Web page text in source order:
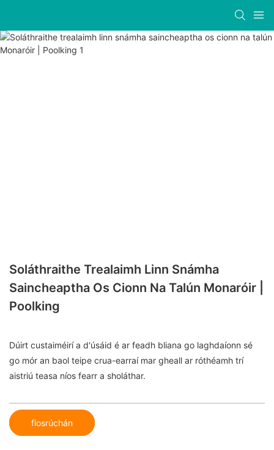
Soláthraithe Trealaimh Linn Snámha
Saincheaptha Os Cionn Na Talún Monaróir |
Poolking
Dúirt custaiméirí a d'úsáid é ar feadh bliana go laghdaíonn sé
go mór an baol teipe crua-earraí mar gheall ar róthéamh trí
aistriú teasa níos fearr a sholáthar.
fiosrúchán